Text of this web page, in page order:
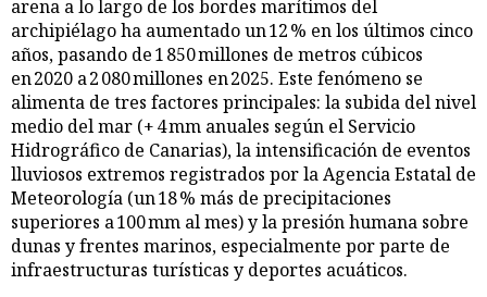
arena a lo largo de los bordes marítimos del
archipiélago ha aumentado un 12 % en los últimos cinco
años, pasando de 1 850 millones de metros cúbicos
en 2020 a 2 080 millones en 2025. Este fenómeno se
alimenta de tres factores principales: la subida del nivel
medio del mar (+ 4 mm anuales según el Servicio
Hidrográfico de Canarias), la intensificación de eventos
lluviosos extremos registrados por la Agencia Estatal de
Meteorología (un 18 % más de precipitaciones
superiores a 100 mm al mes) y la presión humana sobre
dunas y frentes marinos, especialmente por parte de
infraestructuras turísticas y deportes acuáticos.